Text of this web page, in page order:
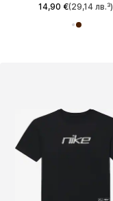
14,90 €(29,14 лв.³)